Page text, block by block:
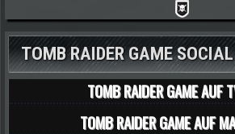
TOMB RAIDER GAME
TOMB RAIDER GAME AUF
TOMB RAIDER GAME AUF